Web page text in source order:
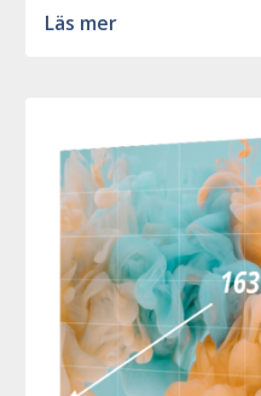
Läs mer